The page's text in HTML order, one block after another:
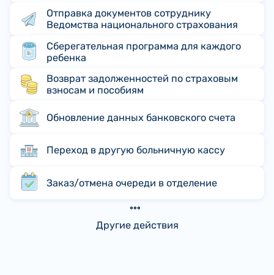
Отправка документов сотруднику
Ведомства национального страхования
Сберегательная программа для каждого
ребенка
Возврат задолженностей по страховым
взносам и пособиям
Обновление данных банковского счета
Переход в другую больничную кассу
Заказ/отмена очереди в отделение
Другие действия